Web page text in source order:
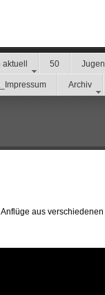
50
Archiv
aus